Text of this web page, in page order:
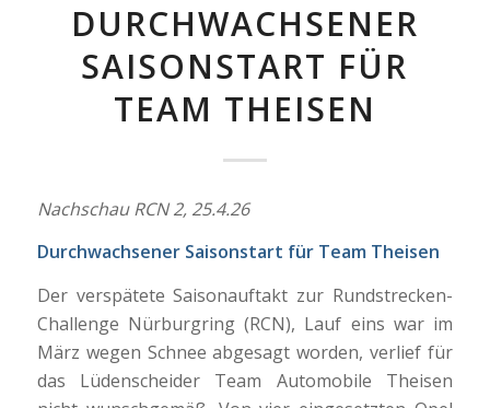
DURCHWACHSENER
SAISONSTART FÜR
TEAM THEISEN
Nachschau RCN 2, 25.4.26
Durchwachsener Saisonstart für Team Theisen
Der verspätete Saisonauftakt zur Rundstrecken-
Challenge Nürburgring (RCN), Lauf eins war im
März wegen Schnee abgesagt worden, verlief für
das Lüdenscheider Team Automobile Theisen